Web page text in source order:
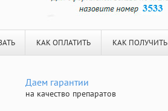
КАК ОПЛАТИТЬ КАК ПОЛУЧИТЬ
Даем гарантии
на качество препаратов